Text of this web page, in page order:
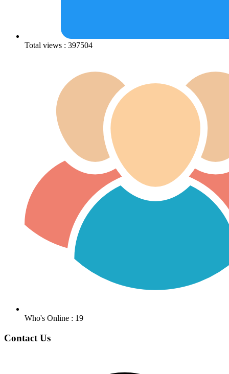
Total views : 397504
Who's Online : 19
Contact Us